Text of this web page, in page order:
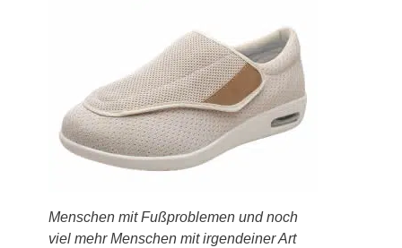
Menschen mit Fußproblemen und noch
viel mehr Menschen mit irgendeiner Art